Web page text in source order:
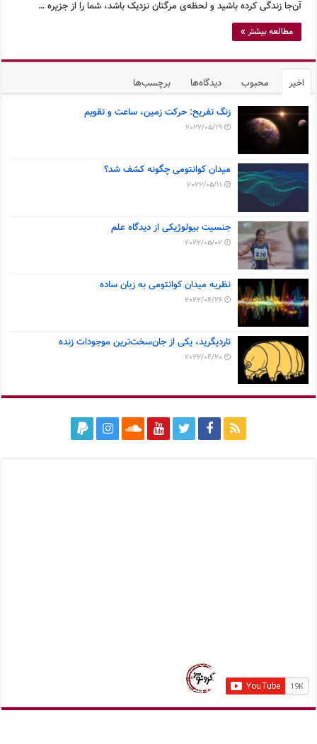
آن‌جا زندگی کرده باشید و لحظه‌ی مرگتان نزدیک باشد، شما را از جزیره …
مطالعه بیشتر »
اخیر محبوب دیدگاه‌ها برچسب‌ها
زنگ تفریح: حرکت زمین، ساعت و تقویم
2022/05/19
میدان کوانتومی چگونه کشف شد؟
2022/05/11
جنسیت بیولوژیکی از دیدگاه علم
2022/05/02
نظریه میدان کوانتومی به زبان ساده
2022/04/26
تاردیگرید، یکی از جان‌سخت‌ترین موجودات زنده
2022/04/20